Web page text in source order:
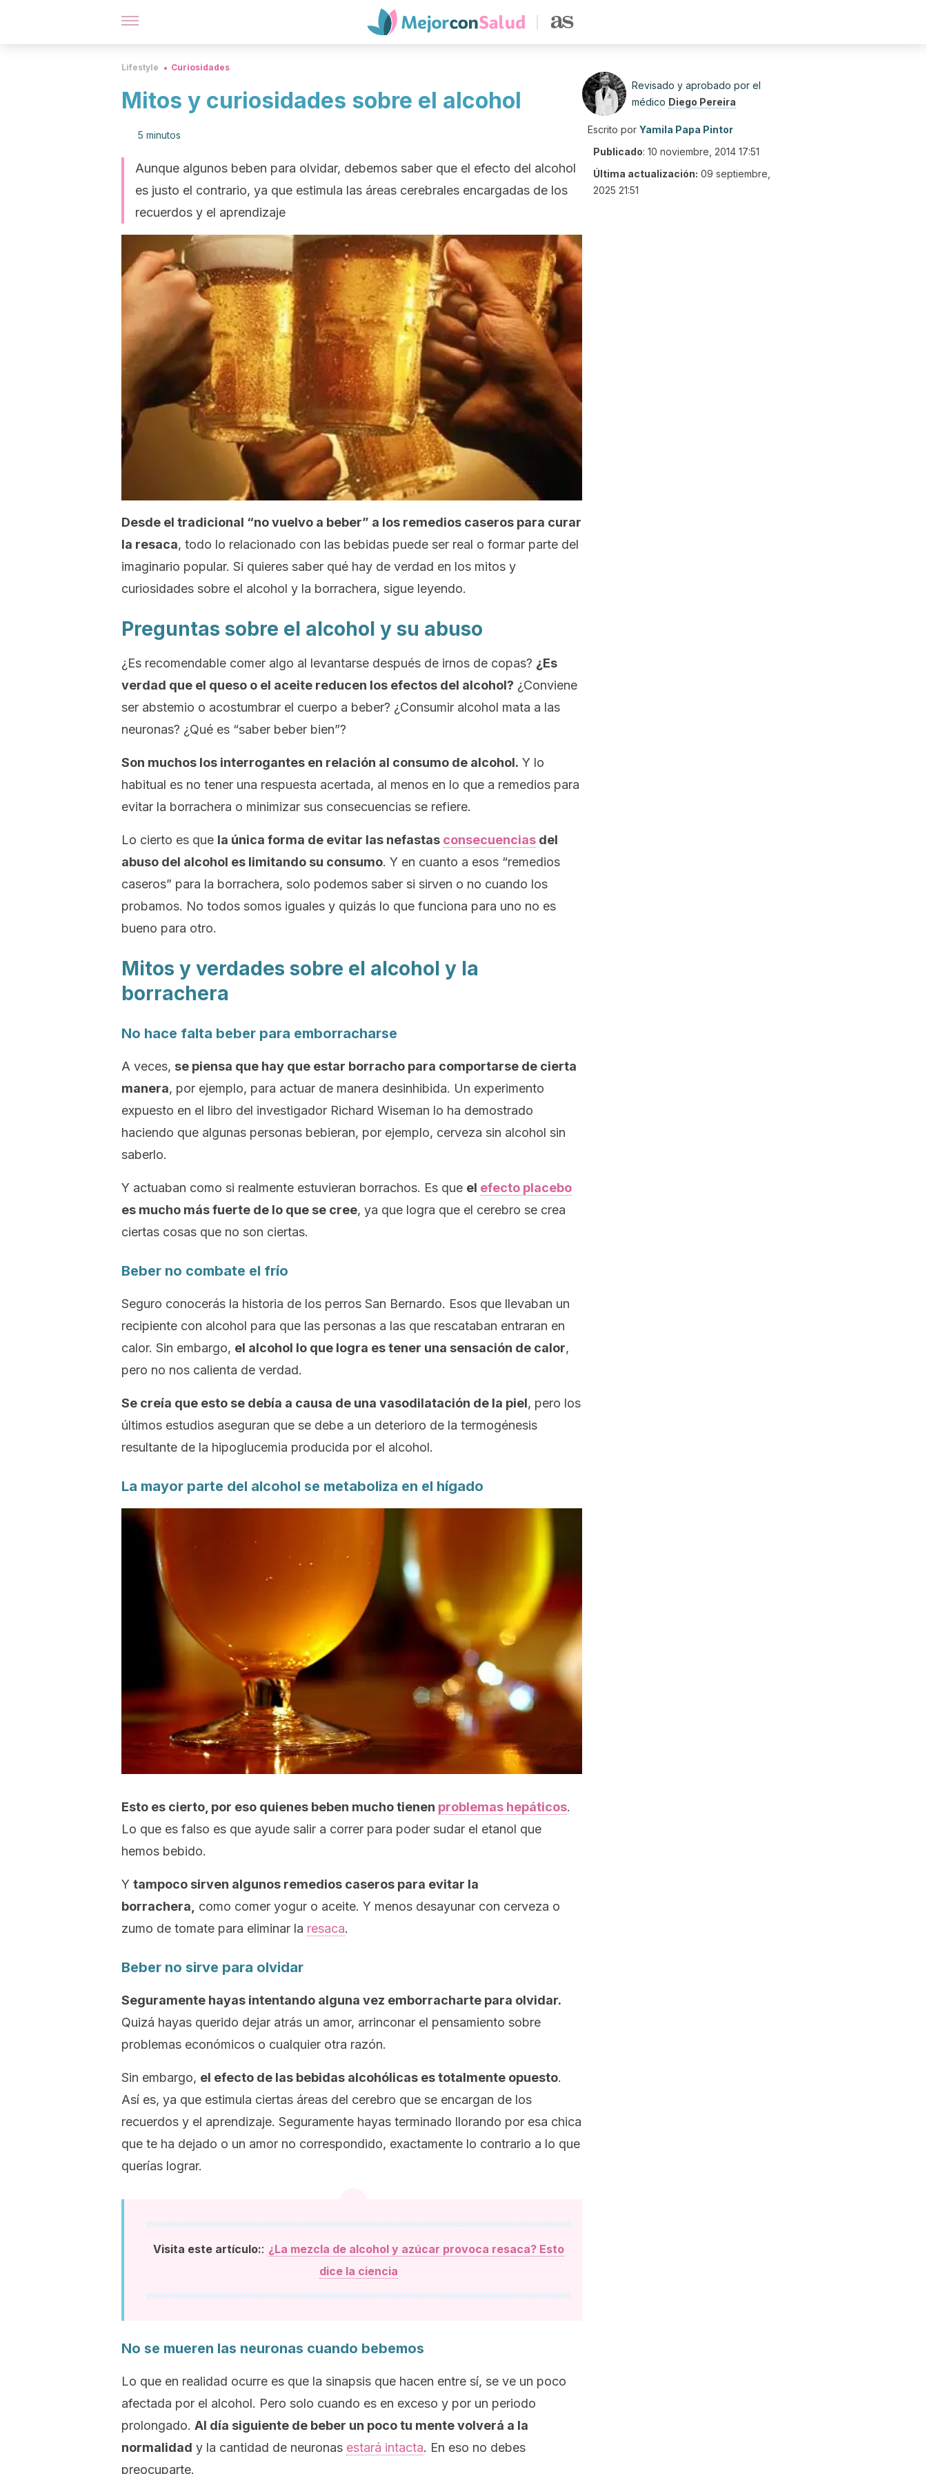
Lifestyle Curiosidades
Mitos y curiosidades sobre el alcohol
5 minutos
Aunque algunos beben para olvidar, debemos saber que el efecto del alcohol
es justo el contrario, ya que estimula las áreas cerebrales encargadas de los
recuerdos y el aprendizaje
Desde el tradicional “no vuelvo a beber” a los remedios caseros para curar
la resaca, todo lo relacionado con las bebidas puede ser real o formar parte del
imaginario popular. Si quieres saber qué hay de verdad en los mitos y
curiosidades sobre el alcohol y la borrachera, sigue leyendo.
Preguntas sobre el alcohol y su abuso
¿Es recomendable comer algo al levantarse después de irnos de copas? ¿Es
verdad que el queso o el aceite reducen los efectos del alcohol? ¿Conviene
ser abstemio o acostumbrar el cuerpo a beber? ¿Consumir alcohol mata a las
neuronas? ¿Qué es “saber beber bien”?
Son muchos los interrogantes en relación al consumo de alcohol. Y lo
habitual es no tener una respuesta acertada, al menos en lo que a remedios para
evitar la borrachera o minimizar sus consecuencias se refiere.
Lo cierto es que la única forma de evitar las nefastas consecuencias del
abuso del alcohol es limitando su consumo. Y en cuanto a esos “remedios
caseros” para la borrachera, solo podemos saber si sirven o no cuando los
probamos. No todos somos iguales y quizás lo que funciona para uno no es
bueno para otro.
Mitos y verdades sobre el alcohol y la
borrachera
No hace falta beber para emborracharse
A veces, se piensa que hay que estar borracho para comportarse de cierta
manera, por ejemplo, para actuar de manera desinhibida. Un experimento
expuesto en el libro del investigador Richard Wiseman lo ha demostrado
haciendo que algunas personas bebieran, por ejemplo, cerveza sin alcohol sin
saberlo.
Y actuaban como si realmente estuvieran borrachos. Es que el efecto placebo
es mucho más fuerte de lo que se cree, ya que logra que el cerebro se crea
ciertas cosas que no son ciertas.
Beber no combate el frío
Seguro conocerás la historia de los perros San Bernardo. Esos que llevaban un
recipiente con alcohol para que las personas a las que rescataban entraran en
calor. Sin embargo, el alcohol lo que logra es tener una sensación de calor,
pero no nos calienta de verdad.
Se creía que esto se debía a causa de una vasodilatación de la piel, pero los
últimos estudios aseguran que se debe a un deterioro de la termogénesis
resultante de la hipoglucemia producida por el alcohol.
La mayor parte del alcohol se metaboliza en el hígado
Esto es cierto, por eso quienes beben mucho tienen problemas hepáticos.
Lo que es falso es que ayude salir a correr para poder sudar el etanol que
hemos bebido.
Y tampoco sirven algunos remedios caseros para evitar la
borrachera,
como comer yogur o aceite. Y menos desayunar con cerveza o
zumo de tomate para eliminar la resaca.
Beber no sirve para olvidar
Seguramente hayas intentando alguna vez emborracharte para olvidar.
Quizá hayas querido dejar atrás un amor, arrinconar el pensamiento sobre
problemas económicos o cualquier otra razón.
Sin embargo, el efecto de las bebidas alcohólicas es totalmente opuesto.
Así es, ya que estimula ciertas áreas del cerebro que se encargan de los
recuerdos y el aprendizaje. Seguramente hayas terminado llorando por esa chica
que te ha dejado o un amor no correspondido, exactamente lo contrario a lo que
querías lograr.
Visita este artículo:: ¿La mezcla de alcohol y azúcar provoca resaca? Esto
dice la ciencia
No se mueren las neuronas cuando bebemos
Lo que en realidad ocurre es que la sinapsis que hacen entre sí, se ve un poco
afectada por el alcohol. Pero solo cuando es en exceso y por un periodo
prolongado. Al día siguiente de beber un poco tu mente volverá a la
normalidad y la cantidad de neuronas estará intacta. En eso no debes
preocuparte.
Revisado y aprobado por el
médico Diego Pereira
Escrito por Yamila Papa Pintor
Publicado: 10 noviembre, 2014 17:51
Última actualización: 09 septiembre,
2025 21:51